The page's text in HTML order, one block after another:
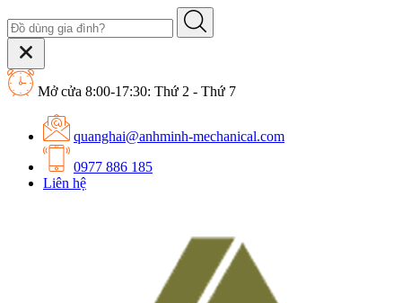
Mở cửa 8:00-17:30: Thứ 2 - Thứ 7
quanghai@anhminh-mechanical.com
0977 886 185
Liên hệ